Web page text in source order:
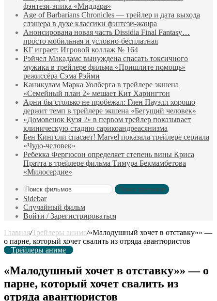
фэнтези-эпика «Миддара»
Age of Barbarians Chronicles — трейлер и дата выхода
слэшера в духе классики фэнтези-жанра
Анонсирована новая часть Dissidia Final Fantasy…
просто мобильная и условно-бесплатная
КГ играет: Игровой коллаж № 164
Рэйчел Макадамс вынуждена спасать токсичного
мужика в трейлере фильма «Пришлите помощь»
режиссёра Сэма Рэйми
Каникулам Марка Уолберга в трейлере экшена
«Семейный план 2» мешает Кит Харингтон
Арни бы столько не пробежал: Глен Пауэлл хорошо
держит темп в трейлере экшена «Бегущий человек»
«Домовенок Кузя 2» в первом трейлер показывает
клиническую стадию сарикоандреасянизма
Бен Кингсли спасает! Marvel показала трейлере сериала
«Чудо-человек»
Ребекка Фергюсон определяет степень вины Криса
Пратта в трейлере фильма Тимура Бекмамбетова
«Милосердие»
Поиск фильмов
Sidebar
Случайный фильм
Войти / Зарегистрироваться
Главная/Трейлеры аниме/«Малодушный хочет в отставку»» —
о парне, который хочет свалить из отряда авантюристов
Трейлеры аниме
«Малодушный хочет в отставку»» — о
парне, который хочет свалить из
отряда авантюристов